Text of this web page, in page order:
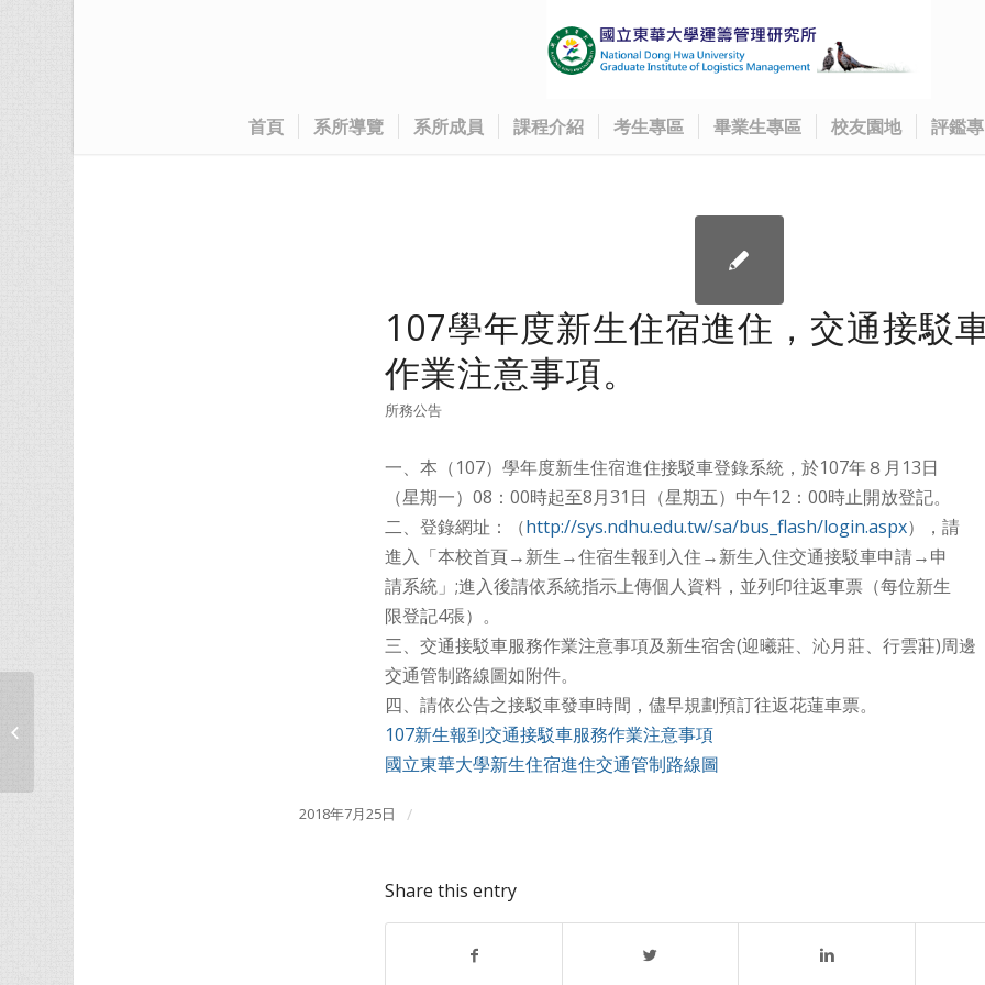
首頁 系所導覽 系所成員 課程介紹 考生專區 畢業生專區 校友園地 評鑑
107學年度新生住宿進住，交通接駁
作業注意事項。
所務公告
一、本（107）學年度新生住宿進住接駁車登錄系統，於107年８月13日
（星期一）08：00時起至8月31日（星期五）中午12：00時止開放登記。
二、登錄網址：（http://sys.ndhu.edu.tw/sa/bus_flash/login.aspx），請
進入「本校首頁→新生→住宿生報到入住→新生入住交通接駁車申請→申
請系統」;進入後請依系統指示上傳個人資料，並列印往返車票（每位新生
限登記4張）。
三、交通接駁車服務作業注意事項及新生宿舍(迎曦莊、沁月莊、行雲莊)周邊
交通管制路線圖如附件。
四、請依公告之接駁車發車時間，儘早規劃預訂往返花蓮車票。
107新生報到交通接駁車服務作業注意事項
國立東華大學新生住宿進住交通管制路線圖
2018年7月25日 /
Share this entry